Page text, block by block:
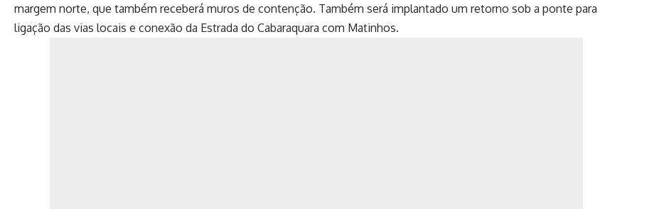
margem norte, que também receberá muros de contenção. Também será implantado um retorno sob a ponte para
ligação das vias locais e conexão da Estrada do Cabaraquara com Matinhos.